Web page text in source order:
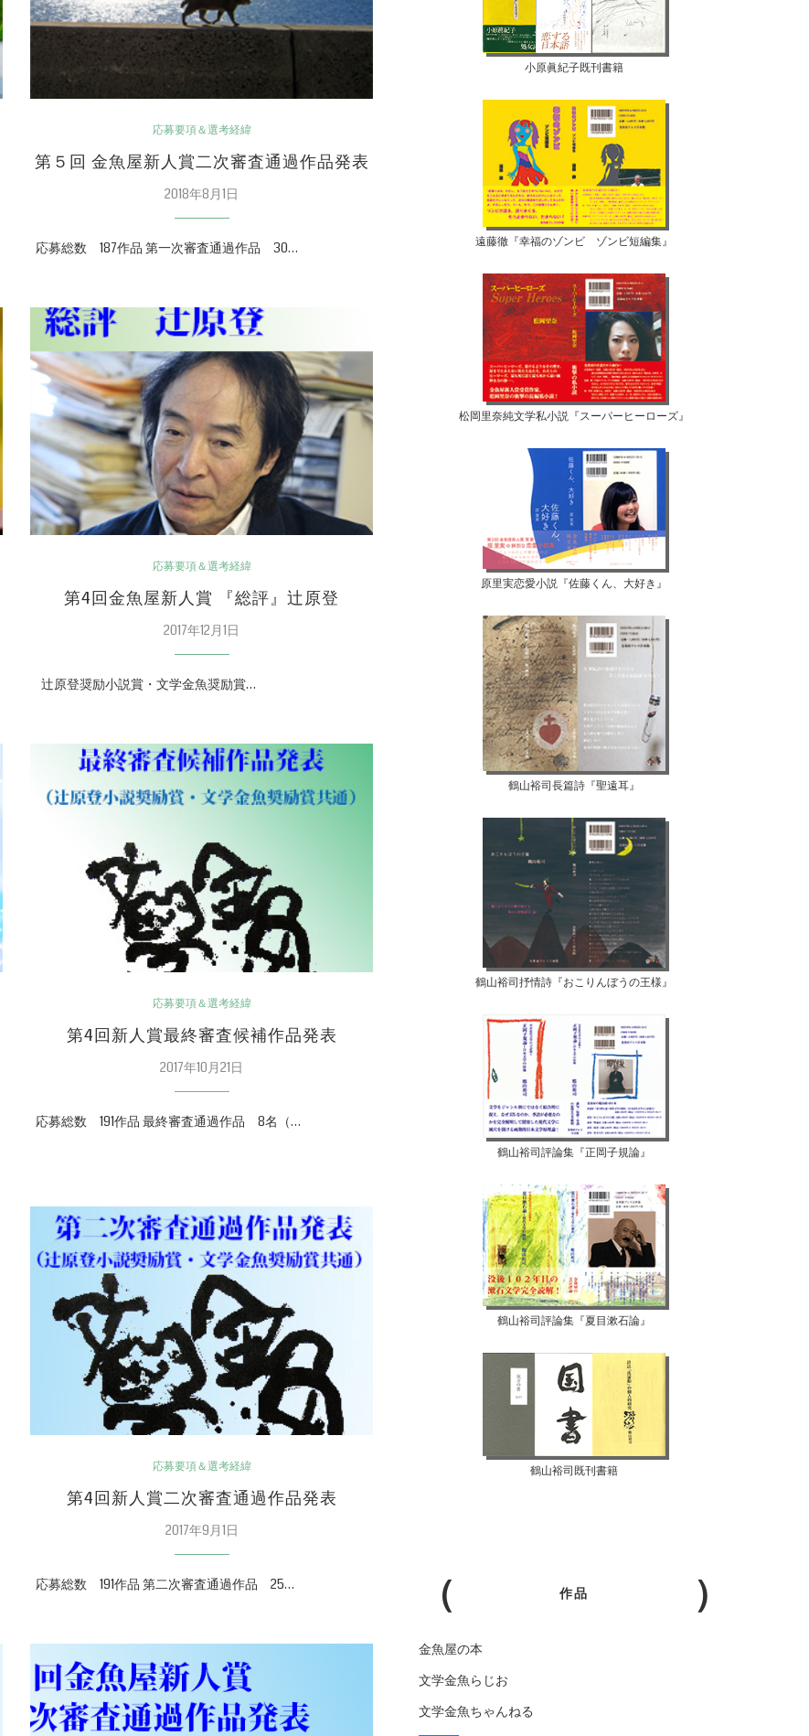
応募要項＆選考経緯
第５回 金魚屋新人賞二次審査通過作品発表
2018年8月1日
応募総数 187作品 第一次審査通過作品 30…
応募要項＆選考経緯
第4回金魚屋新人賞 『総評』辻原登
2017年12月1日
辻原登奨励小説賞・文学金魚奨励賞…
応募要項＆選考経緯
第4回新人賞最終審査候補作品発表
2017年10月21日
応募総数 191作品 最終審査通過作品 8名（…
応募要項＆選考経緯
第4回新人賞二次審査通過作品発表
2017年9月1日
応募総数 191作品 第二次審査通過作品 25…
小原眞紀子既刊書籍
遠藤徹『幸福のゾンビ ゾンビ短編集』
松岡里奈純文学私小説『スーパーヒーローズ』
原里実恋愛小説『佐藤くん、大好き』
鶴山裕司長篇詩『聖遠耳』
鶴山裕司抒情詩『おこりんぼうの王様』
鶴山裕司評論集『正岡子規論』
鶴山裕司評論集『夏目漱石論』
鶴山裕司既刊書籍
作品
金魚屋の本
文学金魚らじお
文学金魚ちゃんねる